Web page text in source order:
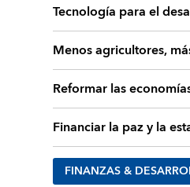
Tecnología para el
Menos agricultores,
Reformar las
Financiar la paz y la
FINANZAS &